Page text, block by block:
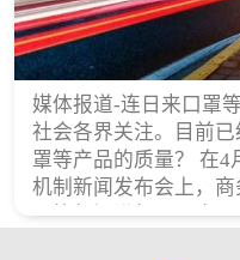
媒体报道-连日来口罩
社会各界关注。目前
罩等产品的质量？ 在
机制新闻发布会上，
局等部门进行了回应。